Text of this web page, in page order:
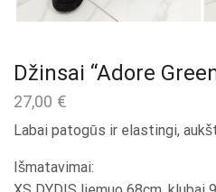
Džinsai “Adore
27,00 €
Labai patogūs ir elastingi,
Išmatavimai: